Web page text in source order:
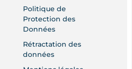
Politique de
Protection des
Données
Rétractation des
données